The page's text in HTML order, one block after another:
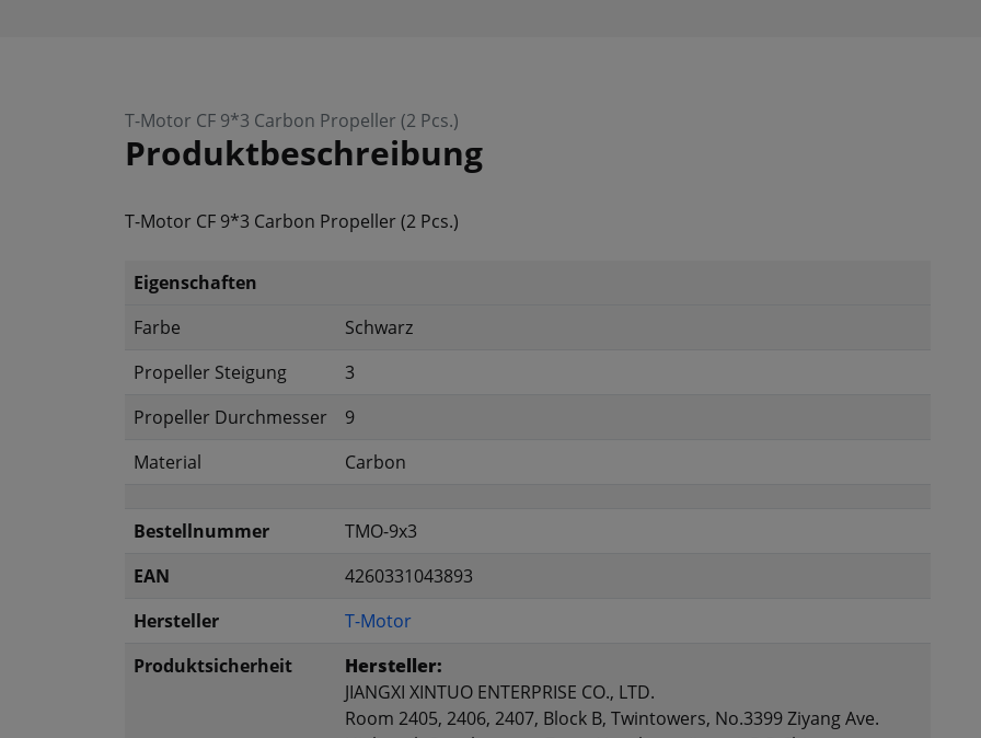
T-Motor CF 9*3 Carbon Propeller (2 Pcs.)
Produktbeschreibung
T-Motor CF 9*3 Carbon Propeller (2 Pcs.)
Eigenschaften
Farbe
Schwarz
Propeller Steigung
3
Propeller Durchmesser
9
Material
Carbon
Bestellnummer
TMO-9x3
EAN
4260331043893
Hersteller
T-Motor
Produktsicherheit
Hersteller:
JIANGXI XINTUO ENTERPRISE CO., LTD.
Room 2405, 2406, 2407, Block B, Twintowers, No.3399 Ziyang Ave.